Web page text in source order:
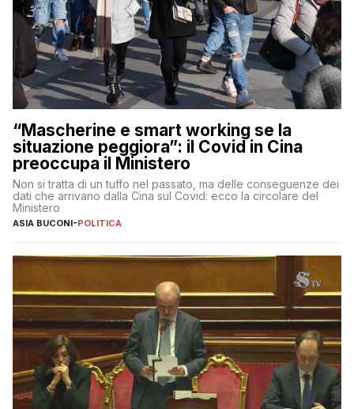
“Mascherine e smart working se la
situazione peggiora”: il Covid in Cina
preoccupa il Ministero
Non si tratta di un tuffo nel passato, ma delle conseguenze dei
dati che arrivano dalla Cina sul Covid: ecco la circolare del
Ministero
ASIA BUCONI-POLITICA